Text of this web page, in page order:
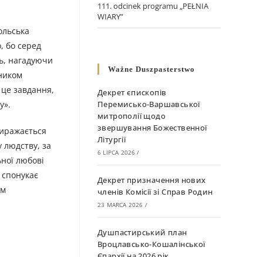
бо серед
нагадуючи
це завдання,
людству, за
любові
111. odcinek programu „PEŁNIA
WIARY”
Ważne Duszpasterstwo
Декрет єпископів
Перемисько-Варшавської
митрополії щодо
звершування Божественної
Літургії
6 LIPCA 2026 /
Декрет призначення нових
членів Комісії зі Справ Родин
23 MARCA 2026 /
Душпастирський план
Вроцлавсько-Кошалінської